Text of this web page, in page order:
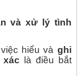
và xử lý tình
hiểu và ghi
xác là điều bắt